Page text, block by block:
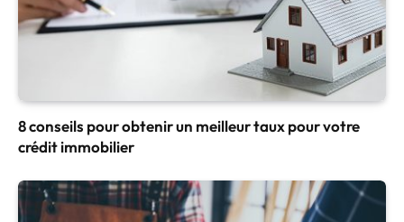
8 conseils pour obtenir un meilleur taux pour votre
crédit immobilier